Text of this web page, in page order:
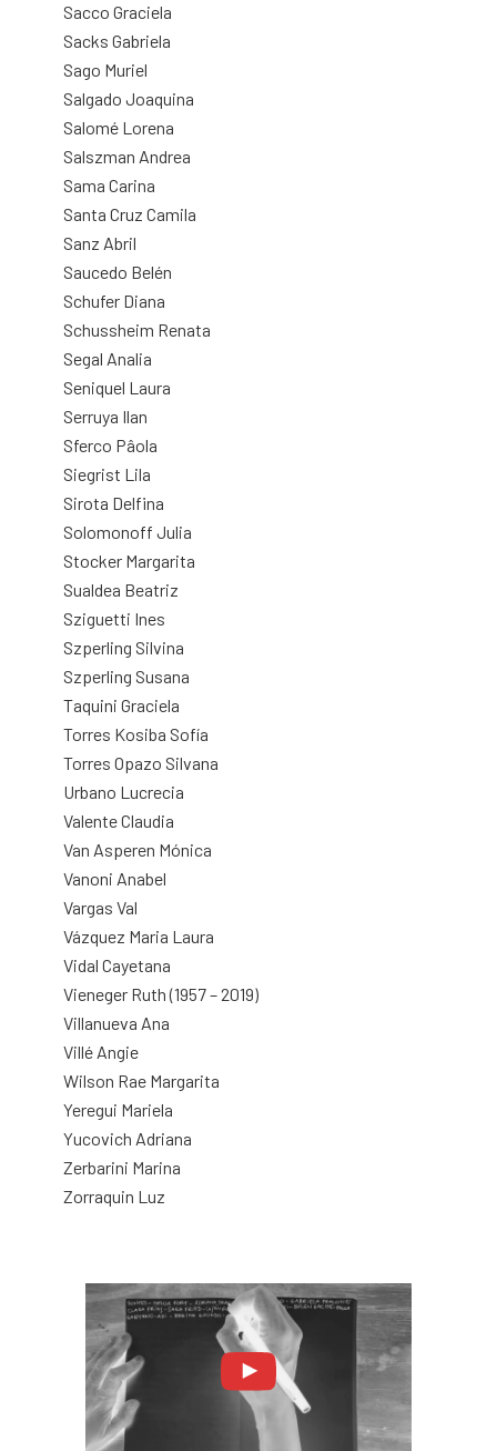
Sacco Graciela
Sacks Gabriela
Sago Muriel
Salgado Joaquina
Salomé Lorena
Salszman Andrea
Sama Carina
Santa Cruz Camila
Sanz Abril
Saucedo Belén
Schufer Diana
Schussheim Renata
Segal Analia
Seniquel Laura
Serruya Ilan
Sferco Pâola
Siegrist Lila
Sirota Delfina
Solomonoff Julia
Stocker Margarita
Sualdea Beatriz
Sziguetti Ines
Szperling Silvina
Szperling Susana
Taquini Graciela
Torres Kosiba Sofía
Torres Opazo Silvana
Urbano Lucrecia
Valente Claudia
Van Asperen Mónica
Vanoni Anabel
Vargas Val
Vázquez Maria Laura
Vidal Cayetana
Vieneger Ruth (1957 – 2019)
Villanueva Ana
Villé Angie
Wilson Rae Margarita
Yeregui Mariela
Yucovich Adriana
Zerbarini Marina
Zorraquin Luz